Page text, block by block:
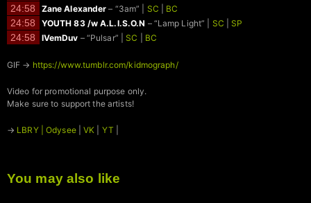
24:58 Zane Alexander – “3am” | SC BC
24:58 YOUTH 83 /w A.L.I.S.O.N – “Lamp Light” | SC SP
24:58 IVemDuv – “Pulsar” | SC BC
GIF → https://www.tumblr.com/kidmograph/
Video for promotional purpose only.
Make sure to support the artists!
→ LBRY | Odysee|VK YT
You may also like